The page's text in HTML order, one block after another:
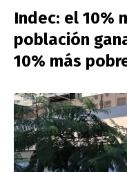
Indec: el 10%
población
10% más